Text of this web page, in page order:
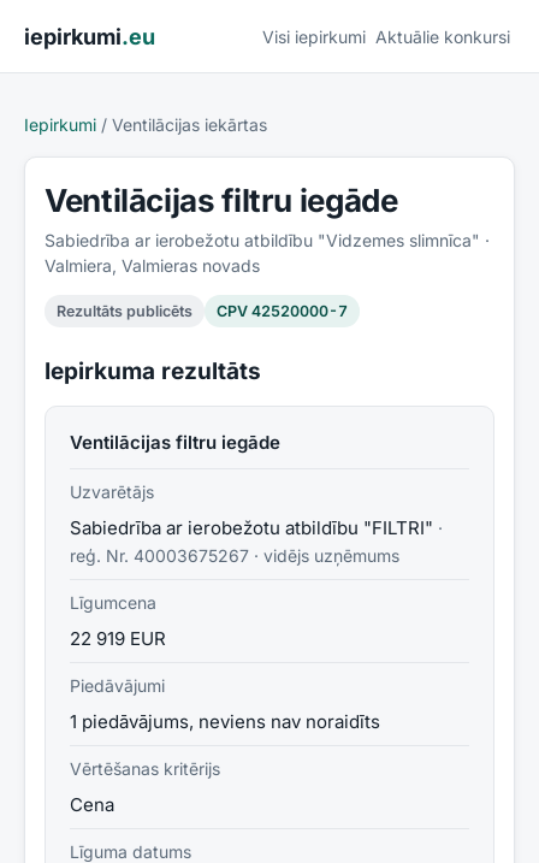
iepirkumi.eu Visi iepirkumi Aktuālie konkursi
Iepirkumi / Ventilācijas iekārtas
Ventilācijas filtru iegāde
Sabiedrība ar ierobežotu atbildību "Vidzemes slimnīca" ·
Valmiera, Valmieras novads
Rezultāts publicēts CPV 42520000-7
Iepirkuma rezultāts
Ventilācijas filtru iegāde
Uzvarētājs
Sabiedrība ar ierobežotu atbildību "FILTRI" ·
reģ. Nr. 40003675267 · vidējs uzņēmums
Līgumcena
22 919 EUR
Piedāvājumi
1 piedāvājums, neviens nav noraidīts
Vērtēšanas kritērijs
Cena
Līguma datums